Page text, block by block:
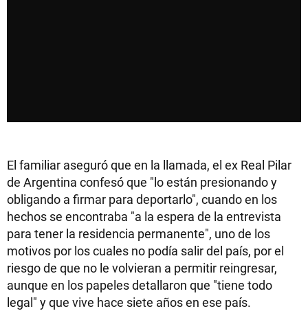
El familiar aseguró que en la llamada, el ex Real Pilar
de Argentina confesó que "lo están presionando y
obligando a firmar para deportarlo", cuando en los
hechos se encontraba "a la espera de la entrevista
para tener la residencia permanente", uno de los
motivos por los cuales no podía salir del país, por el
riesgo de que no le volvieran a permitir reingresar,
aunque en los papeles detallaron que "tiene todo
legal" y que vive hace siete años en ese país.